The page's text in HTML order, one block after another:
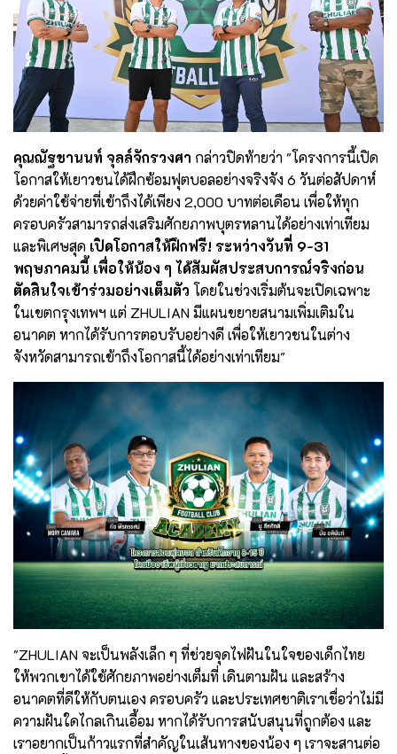
คุณณัฐชานนท์ จุลล์จักรวงศา กล่าวปิดท้ายว่า "โครงการนี้เปิด
โอกาสให้เยาวชนได้ฝึกซ้อมฟุตบอลอย่างจริงจัง 6 วันต่อสัปดาห์
ด้วยค่าใช้จ่ายที่เข้าถึงได้เพียง 2,000 บาทต่อเดือน เพื่อให้ทุก
ครอบครัวสามารถส่งเสริมศักยภาพบุตรหลานได้อย่างเท่าเทียม
และพิเศษสุด เปิดโอกาสให้ฝึกฟรี! ระหว่างวันที่ 9-31
พฤษภาคมนี้ เพื่อให้น้อง ๆ ได้สัมผัสประสบการณ์จริงก่อน
ตัดสินใจเข้าร่วมอย่างเต็มตัว โดยในช่วงเริ่มต้นจะเปิดเฉพาะ
ในเขตกรุงเทพฯ แต่ ZHULIAN มีแผนขยายสนามเพิ่มเติมใน
อนาคต หากได้รับการตอบรับอย่างดี เพื่อให้เยาวชนในต่าง
จังหวัดสามารถเข้าถึงโอกาสนี้ได้อย่างเท่าเทียม"
"ZHULIAN จะเป็นพลังเล็ก ๆ ที่ช่วยจุดไฟฝันในใจของเด็กไทย
ให้พวกเขาได้ใช้ศักยภาพอย่างเต็มที่ เดินตามฝัน และสร้าง
อนาคตที่ดีให้กับตนเอง ครอบครัว และประเทศชาติเราเชื่อว่าไม่มี
ความฝันใดไกลเกินเอื้อม หากได้รับการสนับสนุนที่ถูกต้อง และ
เราอยากเป็นก้าวแรกที่สำคัญในเส้นทางของน้อง ๆ เราจะสานต่อ